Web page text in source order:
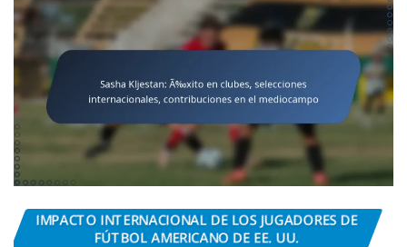
IMPACTO INTERNACIONAL DE LOS JUGADORES DE
FÚTBOL AMERICANO DE EE. UU.